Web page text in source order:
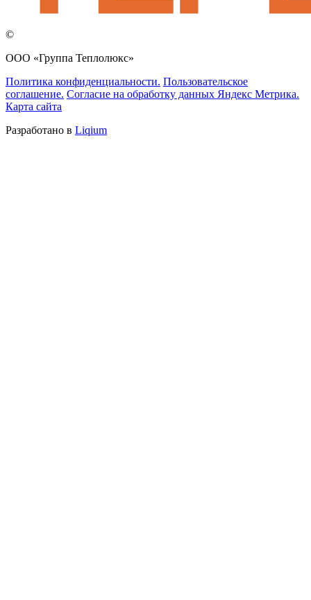
©
ООО «Группа Теплолюкс»
Политика конфиденциальности. Пользовательское
соглашение. Согласие на обработку данных Яндекс Метрика.
Карта сайта
Разработано в Liqium